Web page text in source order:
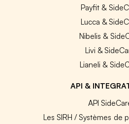
Payfit &
Lucca &
Nibelis &
Livi &
Lianeli &
API &
API
Les SIRH / Systèmes de